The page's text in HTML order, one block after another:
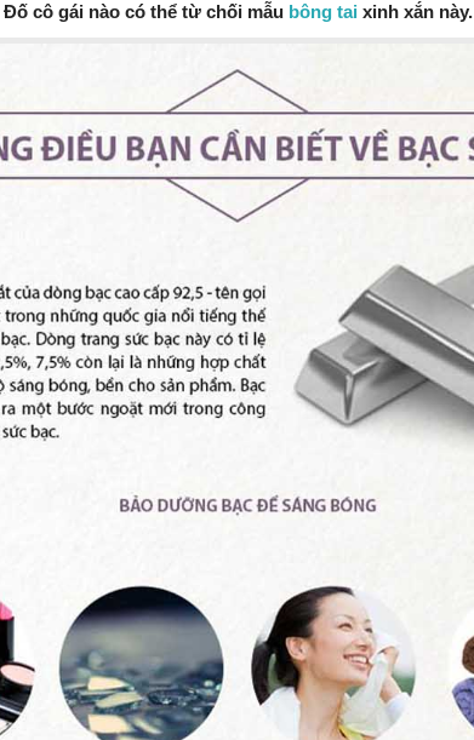
Đố cô gái nào có thể từ chối mẫu bông taixinh xắn này.